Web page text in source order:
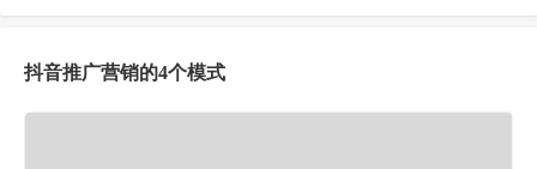
抖音推广营销的4个模式